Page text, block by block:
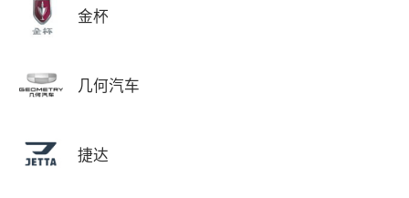
金杯
几何汽车
捷达